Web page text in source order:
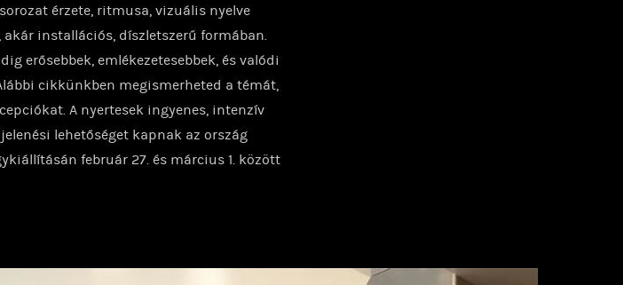
érzete, ritmusa, vizuális nyelve
akár installációs, díszletszerű formában.
erősebbek, emlékezetesebbek, és valódi
cikkünkben megismerheted a témát,
A nyertesek ingyenes, intenzív
lehetőséget kapnak az ország
február 27. és március 1. között